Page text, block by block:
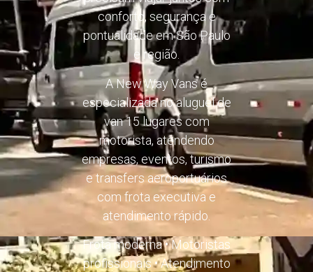
conforto, segurança e
pontualidade em São Paulo
e região.
A New Way Vans é
especializada no aluguel de
van 15 lugares com
motorista, atendendo
empresas, eventos, turismo
e transfers aeroportuários
com frota executiva e
atendimento rápido.
Frota moderna • Motoristas
profissionais • Atendimento